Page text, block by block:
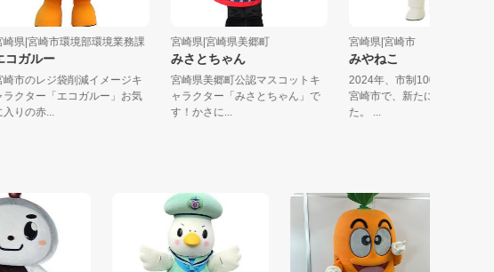
宮崎県|宮崎市環境部環境業務課
エコガルー
宮崎市のレジ袋削減イメージキ
ャラクター「エコガルー」お気
に入りの赤...
宮崎県|宮崎県美郷町
みさとちゃん
宮崎県美郷町公認マスコットキ
ャラクター「みさとちゃん」で
す！かさに...
宮崎県|宮崎市
みやねこ
2024年、市制100周年を
宮崎市で、新たに誕生し
た。 ...